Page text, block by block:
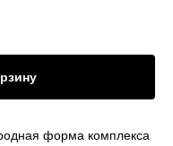
форма комплекса